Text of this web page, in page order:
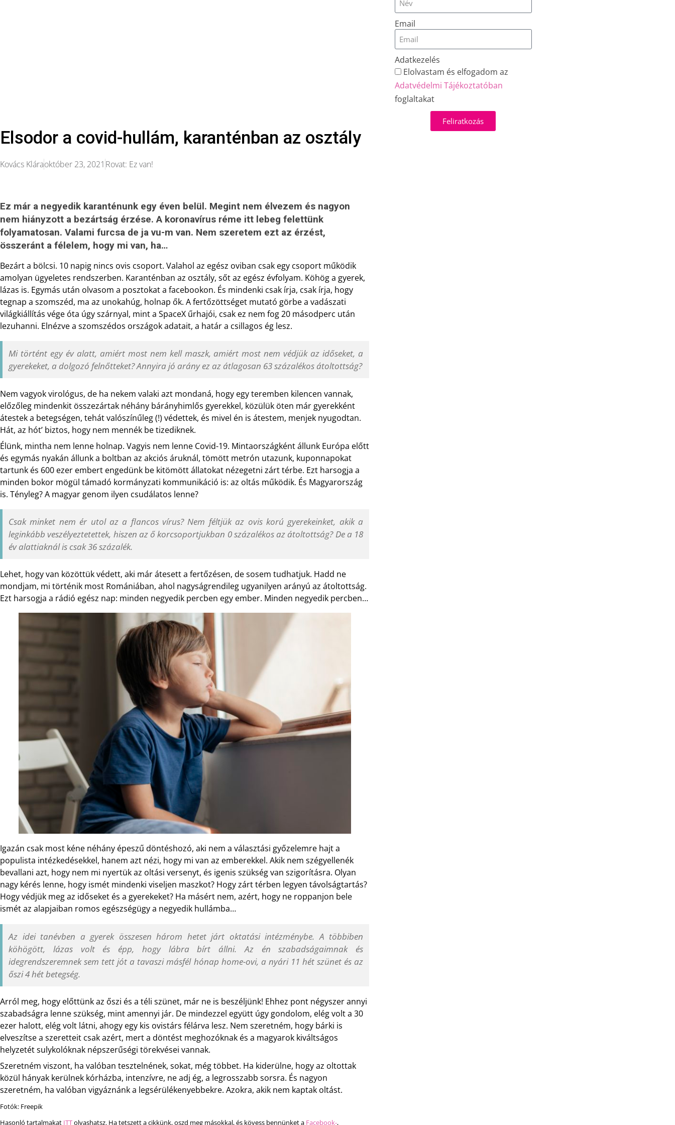
Elsodor a covid-hullám, karanténban az osztály
Kovács Kláraoktóber 23, 2021 Rovat: Ez van!
Ez már a negyedik karanténunk egy éven belül. Megint nem élvezem és nagyon
nem hiányzott a bezártság érzése. A koronavírus réme itt lebeg felettünk
folyamatosan. Valami furcsa de ja vu-m van. Nem szeretem ezt az érzést,
összeránt a félelem, hogy mi van, ha…
Bezárt a bölcsi. 10 napig nincs ovis csoport. Valahol az egész oviban csak egy csoport működik
amolyan ügyeletes rendszerben. Karanténban az osztály, sőt az egész évfolyam. Köhög a gyerek,
lázas is. Egymás után olvasom a posztokat a facebookon. És mindenki csak írja, csak írja, hogy
tegnap a szomszéd, ma az unokahúg, holnap ők. A fertőzöttséget mutató görbe a vadászati
világkiállítás vége óta úgy szárnyal, mint a SpaceX űrhajói, csak ez nem fog 20 másodperc után
lezuhanni. Elnézve a szomszédos országok adatait, a határ a csillagos ég lesz.
Mi történt egy év alatt, amiért most nem kell maszk, amiért most nem védjük az időseket, a
gyerekeket, a dolgozó felnőtteket? Annyira jó arány ez az átlagosan 63 százalékos átoltottság?
Nem vagyok virológus, de ha nekem valaki azt mondaná, hogy egy teremben kilencen vannak,
előzőleg mindenkit összezártak néhány bárányhimlős gyerekkel, közülük öten már gyerekként
átestek a betegségen, tehát valószínűleg (!) védettek, és mivel én is átestem, menjek nyugodtan.
Hát, az hót’ biztos, hogy nem mennék be tizediknek.
Élünk, mintha nem lenne holnap. Vagyis nem lenne Covid-19. Mintaországként állunk Európa előtt
és egymás nyakán állunk a boltban az akciós áruknál, tömött metrón utazunk, kuponnapokat
tartunk és 600 ezer embert engedünk be kitömött állatokat nézegetni zárt térbe. Ezt harsogja a
minden bokor mögül támadó kormányzati kommunikáció is: az oltás működik. És Magyarország
is. Tényleg? A magyar genom ilyen csudálatos lenne?
Csak minket nem ér utol az a flancos vírus? Nem féltjük az ovis korú gyerekeinket, akik a
leginkább veszélyeztetettek, hiszen az ő korcsoportjukban 0 százalékos az átoltottság? De a 18
év alattiaknál is csak 36 százalék.
Lehet, hogy van közöttük védett, aki már átesett a fertőzésen, de sosem tudhatjuk. Hadd ne
mondjam, mi történik most Romániában, ahol nagyságrendileg ugyanilyen arányú az átoltottság.
Ezt harsogja a rádió egész nap: minden negyedik percben egy ember. Minden negyedik percben…
Igazán csak most kéne néhány épeszű döntéshozó, aki nem a választási győzelemre hajt a
populista intézkedésekkel, hanem azt nézi, hogy mi van az emberekkel. Akik nem szégyellenék
bevallani azt, hogy nem mi nyertük az oltási versenyt, és igenis szükség van szigorításra. Olyan
nagy kérés lenne, hogy ismét mindenki viseljen maszkot? Hogy zárt térben legyen távolságtartás?
Hogy védjük meg az időseket és a gyerekeket? Ha másért nem, azért, hogy ne roppanjon bele
ismét az alapjaiban romos egészségügy a negyedik hullámba…
Az idei tanévben a gyerek összesen három hetet járt oktatási intézménybe. A többiben
köhögött, lázas volt és épp, hogy lábra bírt állni. Az én szabadságaimnak és
idegrendszeremnek sem tett jót a tavaszi másfél hónap home-ovi, a nyári 11 hét szünet és az
őszi 4 hét betegség.
Arról meg, hogy előttünk az őszi és a téli szünet, már ne is beszéljünk! Ehhez pont négyszer annyi
szabadságra lenne szükség, mint amennyi jár. De mindezzel együtt úgy gondolom, elég volt a 30
ezer halott, elég volt látni, ahogy egy kis ovistárs félárva lesz. Nem szeretném, hogy bárki is
elveszítse a szeretteit csak azért, mert a döntést meghozóknak és a magyarok kiváltságos
helyzetét sulykolóknak népszerűségi törekvései vannak.
Szeretném viszont, ha valóban tesztelnének, sokat, még többet. Ha kiderülne, hogy az oltottak
közül hányak kerülnek kórházba, intenzívre, ne adj ég, a legrosszabb sorsra. És nagyon
szeretném, ha valóban vigyáznánk a legsérülékenyebbekre. Azokra, akik nem kaptak oltást.
Fotók: Freepik
Hasonló tartalmakat ITTolvashatsz. Ha tetszett a cikkünk, oszd meg másokkal, és kövess bennünket a Facebook-,
Email
Adatkezelés
Elolvastam és elfogadom az
Adatvédelmi Tájékoztatóban
foglaltakat
Feliratkozás